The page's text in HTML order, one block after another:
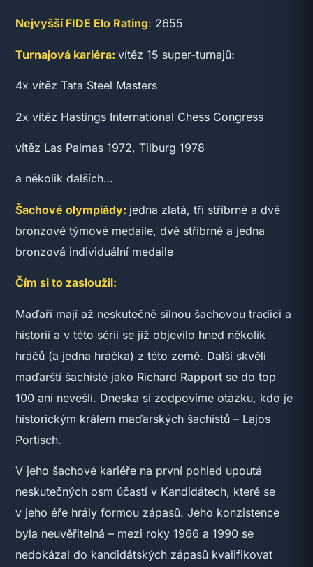
Nejvyšší FIDE Elo Rating: 2655
Turnajová kariéra:vítěz 15 super-turnajů:
4x vítěz Tata Steel Masters
2x vítěz Hastings International Chess Congress
vítěz Las Palmas 1972, Tilburg 1978
a několik dalších…
Šachové olympiády: jedna zlatá, tři stříbrné a dvě
bronzové týmové medaile, dvě stříbrné a jedna
bronzová individuální medaile
Čím si to zasloužil:
Maďaři mají až neskutečně silnou šachovou tradici a
historii a v této sérii se již objevilo hned několik
hráčů (a jedna hráčka) z této země. Další skvělí
maďarští šachisté jako Richard Rapport se do top
100 ani nevešli. Dneska si zodpovíme otázku, kdo je
historickým králem maďarských šachistů – Lajos
Portisch.
V jeho šachové kariéře na první pohled upoutá
neskutečných osm účastí v Kandidátech, které se
v jeho éře hrály formou zápasů. Jeho konzistence
byla neuvěřitelná – mezi roky 1966 a 1990 se
nedokázal do kandidátských zápasů kvalifikovat